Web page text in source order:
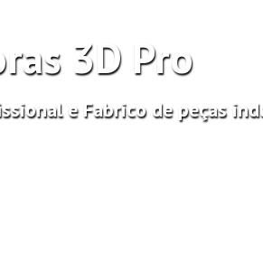
3D Pro
e Fabrico de peças